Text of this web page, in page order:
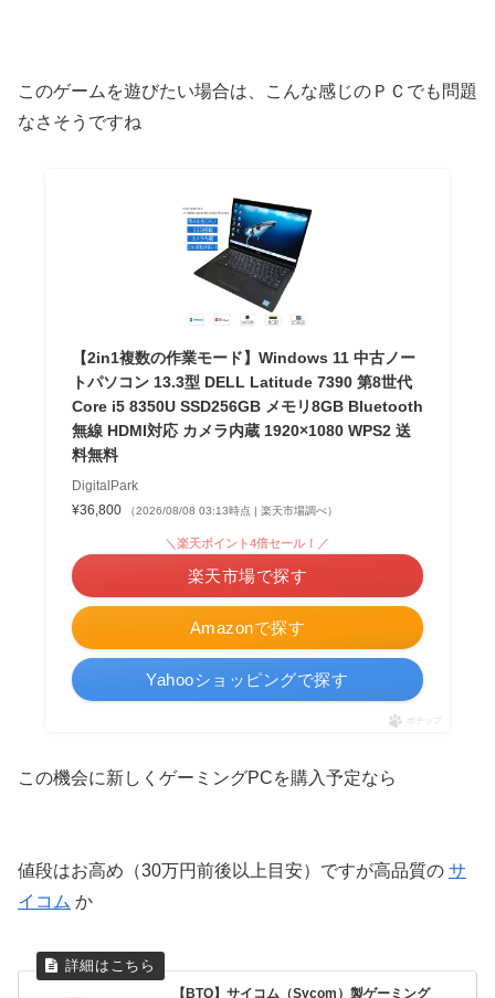
このゲームを遊びたい場合は、こんな感じのＰＣでも問題
なさそうですね
【2in1複数の作業モード】Windows 11 中古ノー
トパソコン 13.3型 DELL Latitude 7390 第8世代
Core i5 8350U SSD256GB メモリ8GB Bluetooth
無線 HDMI対応 カメラ内蔵 1920×1080 WPS2 送
料無料
DigitalPark
¥36,800
（2026/08/08 03:13時点 | 楽天市場調べ）
Amazonで探す
＼楽天ポイント4倍セール！／
楽天市場で探す
Yahooショッピングで探す
ポチップ
この機会に新しくゲーミングPCを購入予定なら
値段はお高め（30万円前後以上目安）ですが高品質の サ
イコム か
【BTO】サイコム（Sycom）製ゲーミング